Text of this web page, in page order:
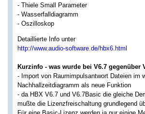
- Thiele Small Parameter
- Wasserfalldiagramm
- Oszilloskop
Detaillierte Info unter
http://www.audio-software.de/hbx6.html
Kurzinfo - was wurde bei V6.7 gegenüber
- Import von Raumimpulsantwort Dateien im
Nachhallzeitdiagramm als neue Funktion
- da HBX V6.7 und V6.7Basic die gleiche
mußte die Lizenzfreischaltung grundlegend